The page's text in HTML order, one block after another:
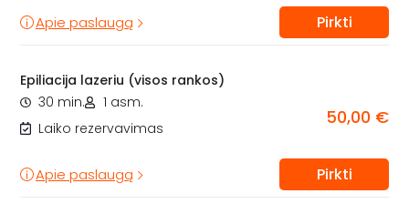
Apie paslaugą Pirkti
Epiliacija lazeriu (visos rankos)
30 min.
1 asm.
Laiko rezervavimas
50,00 €
Apie paslaugą Pirkti